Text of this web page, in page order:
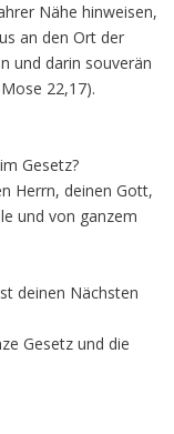
Nähe hinweisen,
an den Ort der
und darin souverän
22,17).
Gesetz?
Herrn, deinen Gott,
und von ganzem
deinen Nächsten
Gesetz und die